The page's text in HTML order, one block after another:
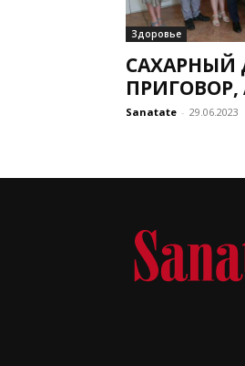
Здоровье
САХАРНЫЙ
Sanatate - 29.06.2023